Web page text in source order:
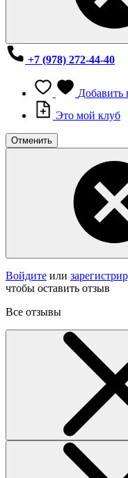
+7 (978) 272-44-40
Добавить
Это мой клуб
Отменить
Войдите или
чтобы оставить отзыв
Все отзывы